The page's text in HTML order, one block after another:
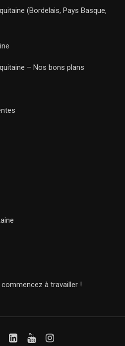
(Bordelais, Pays Basque,
– Nos bons plans
à travailler !